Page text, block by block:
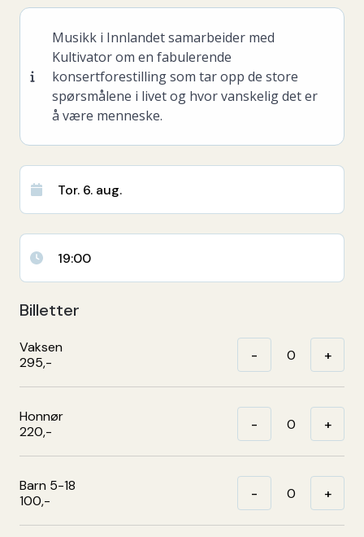
Musikk i Innlandet samarbeider med
Kultivator om en fabulerende
konsertforestilling som tar opp de store
spørsmålene i livet og hvor vanskelig det er
å være menneske.
Tor. 6. aug.
19:00
Billetter
Vaksen
295,-
- +
Honnør
220,-
- +
Barn 5-18
100,-
- +